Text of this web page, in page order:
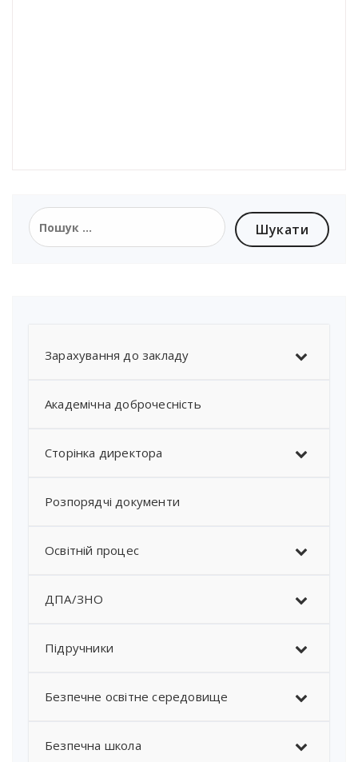
Пошук:
Зарахування до закладу
Академічна доброчесність
Сторінка директора
Розпорядчі документи
Освітній процес
ДПА/ЗНО
Підручники
Безпечне освітне середовище
Безпечна школа